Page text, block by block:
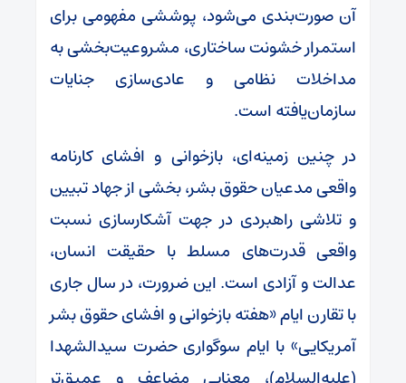
آن صورت‌بندی می‌شود، پوششی مفهومی برای
استمرار خشونت ساختاری، مشروعیت‌بخشی به
مداخلات نظامی و عادی‌سازی جنایات
سازمان‌یافته است.
در چنین زمینه‌ای، بازخوانی و افشای کارنامه
واقعی مدعیان حقوق بشر، بخشی از جهاد تبیین
و تلاشی راهبردی در جهت آشکارسازی نسبت
واقعی قدرت‌های مسلط با حقیقت انسان،
عدالت و آزادی است. این ضرورت، در سال جاری
با تقارن ایام «هفته بازخوانی و افشای حقوق بشر
آمریکایی» با ایام سوگواری حضرت سیدالشهدا